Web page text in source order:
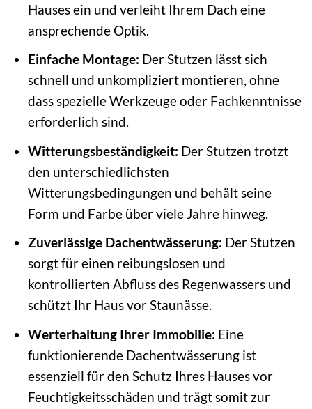
Hauses ein und verleiht Ihrem Dach eine
ansprechende Optik.
Einfache Montage: Der Stutzen lässt sich
schnell und unkompliziert montieren, ohne
dass spezielle Werkzeuge oder Fachkenntnisse
erforderlich sind.
Witterungsbeständigkeit: Der Stutzen trotzt
den unterschiedlichsten
Witterungsbedingungen und behält seine
Form und Farbe über viele Jahre hinweg.
Zuverlässige Dachentwässerung: Der Stutzen
sorgt für einen reibungslosen und
kontrollierten Abfluss des Regenwassers und
schützt Ihr Haus vor Staunässe.
Werterhaltung Ihrer Immobilie: Eine
funktionierende Dachentwässerung ist
essenziell für den Schutz Ihres Hauses vor
Feuchtigkeitsschäden und trägt somit zur